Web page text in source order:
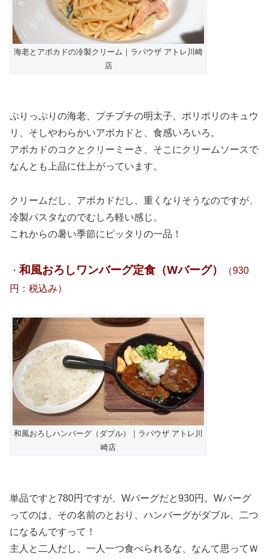
海老とアボカドの冷製クリーム｜ラパウザ アトレ川崎
店
ぷりっぷりの海老、プチプチの明太子、ポリポリのキュウ
リ、そしやわらかいアボカドと、食感いろいろ。
アボカドのコクとクリーミーさ、そこにクリームソースで
なんとも上品に仕上がっています。
クリームだし、アボカドだし、重くなりそうなのですが、
冷製パスタなのでむしろ軽い感じ。
これからの暑い季節にピッタリの一品！
・ 和風おろしワンバーグ定食（Wバーグ）
（930
円：税込み）
和風おろしハンバーグ（ダブル）｜ラパウザ アトレ川
崎店
単品ですと780円ですが、Wバーグだと930円。Wバーグ
ってのは、その名前のとおり、ハンバーグがダブル、二つ
になるんですって！
主人と二人だし、一人一つ食べられるな、なんて思ってＷ